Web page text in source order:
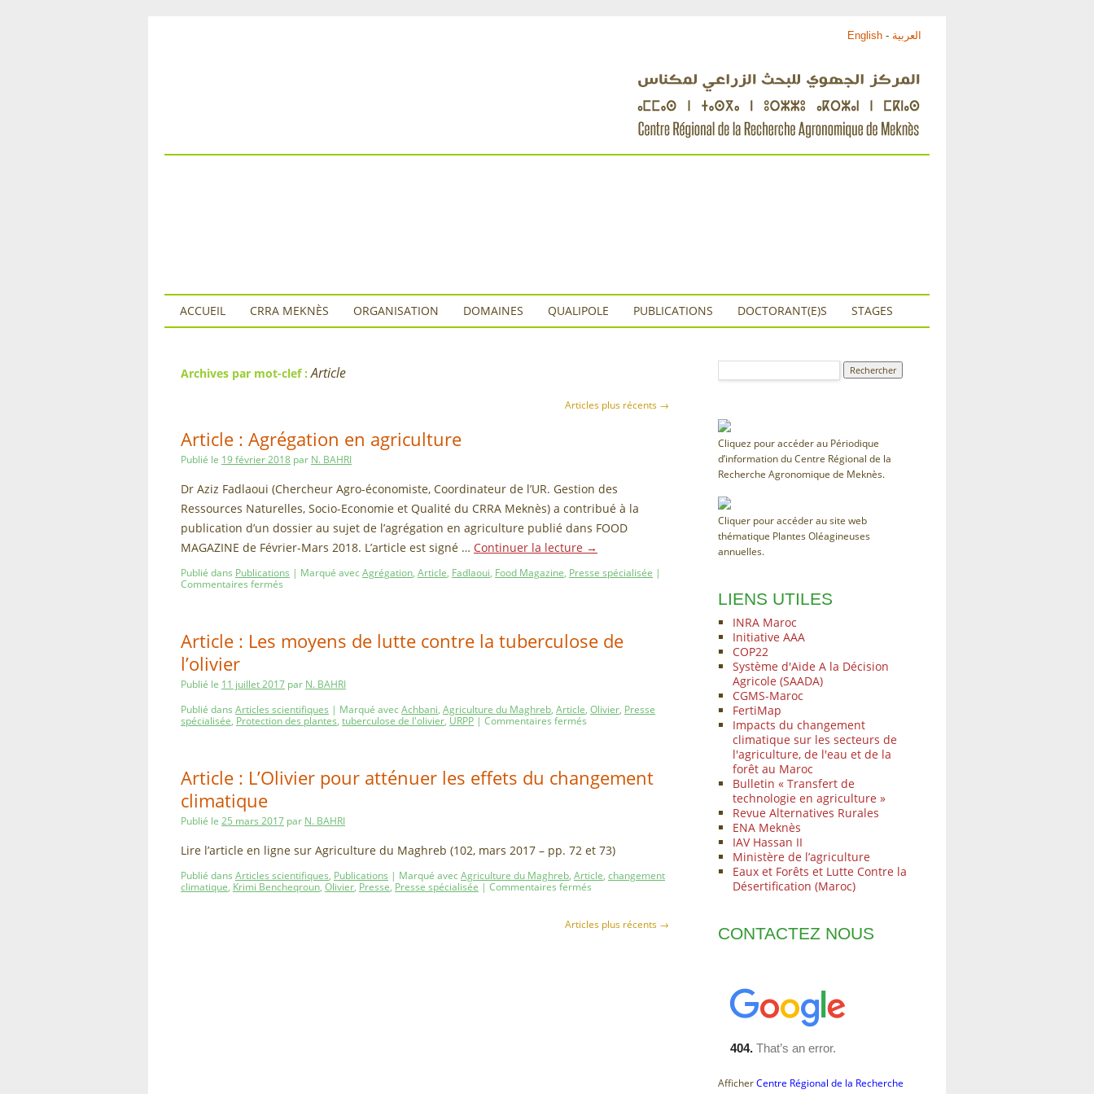
English - العربية
ACCUEIL CRRA MEKNÈS ORGANISATION DOMAINES QUALIPOLE PUBLICATIONS DOCTORANT(E)S STAGES
Archives par mot-clef :Article
Articles plus récents →
Article : Agrégation en agriculture
Publié le 19 février 2018 par N. BAHRI
Dr Aziz Fadlaoui (Chercheur Agro-économiste, Coordinateur de l’UR. Gestion des
Ressources Naturelles, Socio-Economie et Qualité du CRRA Meknès) a contribué à la
publication d’un dossier au sujet de l’agrégation en agriculture publié dans FOOD
MAGAZINE de Février-Mars 2018. L’article est signé … Continuer la lecture →
Publié dans Publications | Marqué avec Agrégation, Article, Fadlaoui, Food Magazine, Presse spécialisée |
Commentaires fermés
Article : Les moyens de lutte contre la tuberculose de
l’olivier
Publié le 11 juillet 2017 par N. BAHRI
Publié dans Articles scientifiques | Marqué avec Achbani, Agriculture du Maghreb, Article, Olivier, Presse
spécialisée, Protection des plantes, tuberculose de l'olivier, URPP | Commentaires fermés
Article : L’Olivier pour atténuer les effets du changement
climatique
Publié le 25 mars 2017 par N. BAHRI
Lire l’article en ligne sur Agriculture du Maghreb (102, mars 2017 – pp. 72 et 73)
Publié dans Articles scientifiques, Publications | Marqué avec Agriculture du Maghreb, Article, changement
climatique, Krimi Bencheqroun, Olivier, Presse, Presse spécialisée | Commentaires fermés
Articles plus récents →
Cliquez pour accéder au Périodique
d’information du Centre Régional de la
Recherche Agronomique de Meknès.
Cliquer pour accéder au site web
thématique Plantes Oléagineuses
annuelles.
LIENS UTILES
INRA Maroc
Initiative AAA
COP22
Système d'Aide A la Décision
Agricole (SAADA)
CGMS-Maroc
FertiMap
Impacts du changement
climatique sur les secteurs de
l'agriculture, de l'eau et de la
forêt au Maroc
Bulletin « Transfert de
technologie en agriculture »
Revue Alternatives Rurales
ENA Meknès
IAV Hassan II
Ministère de l’agriculture
Eaux et Forêts et Lutte Contre la
Désertification (Maroc)
CONTACTEZ NOUS
Afficher Centre Régional de la Recherche